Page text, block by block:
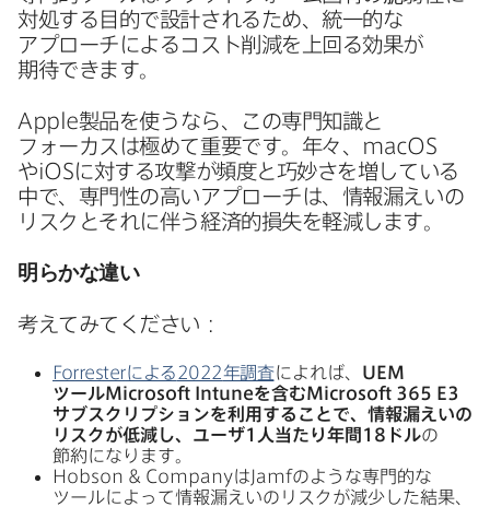
対処する​目的で​設計される​ため、​統一的な​
アプローチに​よる​コスト削減を​上回る​効果が​
期待できます。
Apple製品を​使うなら、​この​専門知識と​
フォーカスは​極めて​重要です。​年々、 macOS
やiOSに​対する​攻撃が​頻度と​巧妙さを​増している​
中で、​専門性の​高い​アプローチは、​情報漏えいの​
リスクと​それに​伴う​経済的損失を​軽減します。
明らかな​違い
考えてみてください​：
Forresterに​よる 2022年調査に​よれば、 UEM
ツールMicrosoft Intuneを​含むMicrosoft 365 E3
サブスクリプションを​利用する​ことで、​情報漏えいの​
リスクが​低減し、​ユーザ1 人​当たり年間 18 ドルの​
節約に​なります。
Hobson & Companyは Jamfのような​専門的な​
ツールに​よって​情報漏えいの​リスクが​減少した​結果、